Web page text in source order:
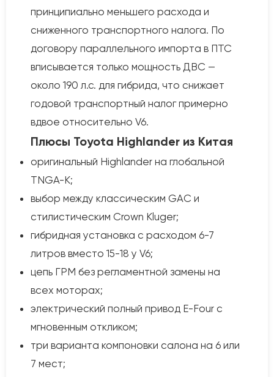
принципиально меньшего расхода и
сниженного транспортного налога. По
договору параллельного импорта в ПТС
вписывается только мощность ДВС —
около 190 л.с. для гибрида, что снижает
годовой транспортный налог примерно
вдвое относительно V6.
Плюсы Toyota Highlander из Китая
оригинальный Highlander на глобальной
TNGA-K;
выбор между классическим GAC и
стилистическим Crown Kluger;
гибридная установка с расходом 6-7
литров вместо 15-18 у V6;
цепь ГРМ без регламентной замены на
всех моторах;
электрический полный привод E-Four с
мгновенным откликом;
три варианта компоновки салона на 6 или
7 мест;